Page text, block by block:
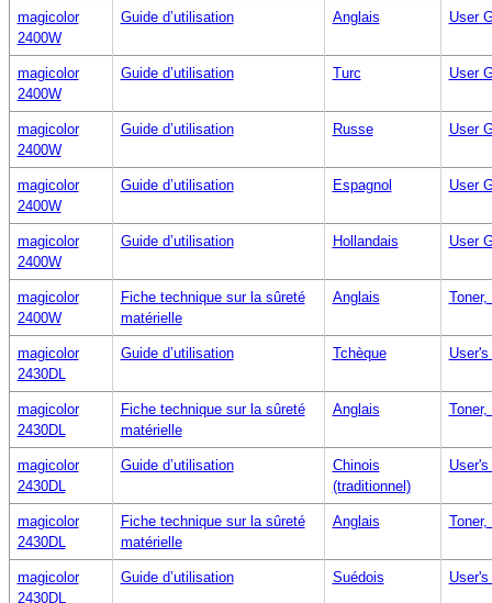
magicolor
2400W
Guide d’utilisation Anglais User
magicolor
2400W
Guide d’utilisation Turc User
magicolor
2400W
Guide d’utilisation Russe User
magicolor
2400W
Guide d’utilisation Espagnol User
magicolor
2400W
Guide d’utilisation Hollandais User
magicolor
2400W
Fiche technique sur la sûreté
matérielle
Anglais Toner,
magicolor
2430DL
Guide d’utilisation Tchèque
magicolor
2430DL
Fiche technique sur la sûreté
matérielle
Anglais
magicolor
2430DL
Guide d’utilisation
Chinois
(traditionnel)
magicolor
2430DL
Fiche technique sur la sûreté
matérielle
Anglais Toner,
magicolor
2430DL
Guide d’utilisation Suédois